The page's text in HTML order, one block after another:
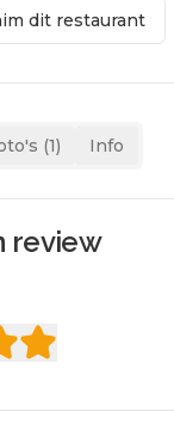
dit restaurant
(1) Info
review